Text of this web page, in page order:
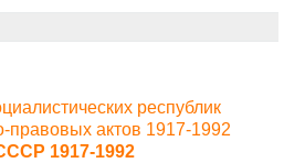
республик
правовых актов 1917-1992
1917-1992